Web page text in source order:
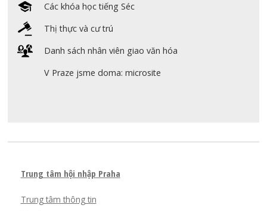
Các khóa học tiếng Séc
Thị thực và cư trú
Danh sách nhân viên giao văn hóa
V Praze jsme doma: microsite
Trung tâm hội nhập Praha
Trung tâm thông tin